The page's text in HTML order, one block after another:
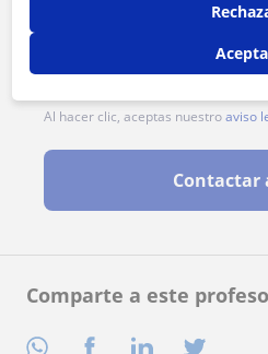
Comparte a este
Al hacer clic, aceptas nuestroaviso
Contactar